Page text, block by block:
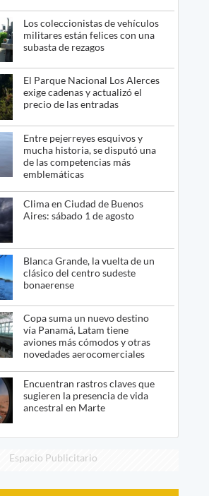
Los coleccionistas de vehículos
militares están felices con una
subasta de rezagos
El Parque Nacional Los Alerces
exige cadenas y actualizó el
precio de las entradas
Entre pejerreyes esquivos y
mucha historia, se disputó una
de las competencias más
emblemáticas
Clima en Ciudad de Buenos
Aires: sábado 1 de agosto
Blanca Grande, la vuelta de un
clásico del centro sudeste
bonaerense
Copa suma un nuevo destino
vía Panamá, Latam tiene
aviones más cómodos y otras
novedades aerocomerciales
Encuentran rastros claves que
sugieren la presencia de vida
ancestral en Marte
Espacio Publicitario